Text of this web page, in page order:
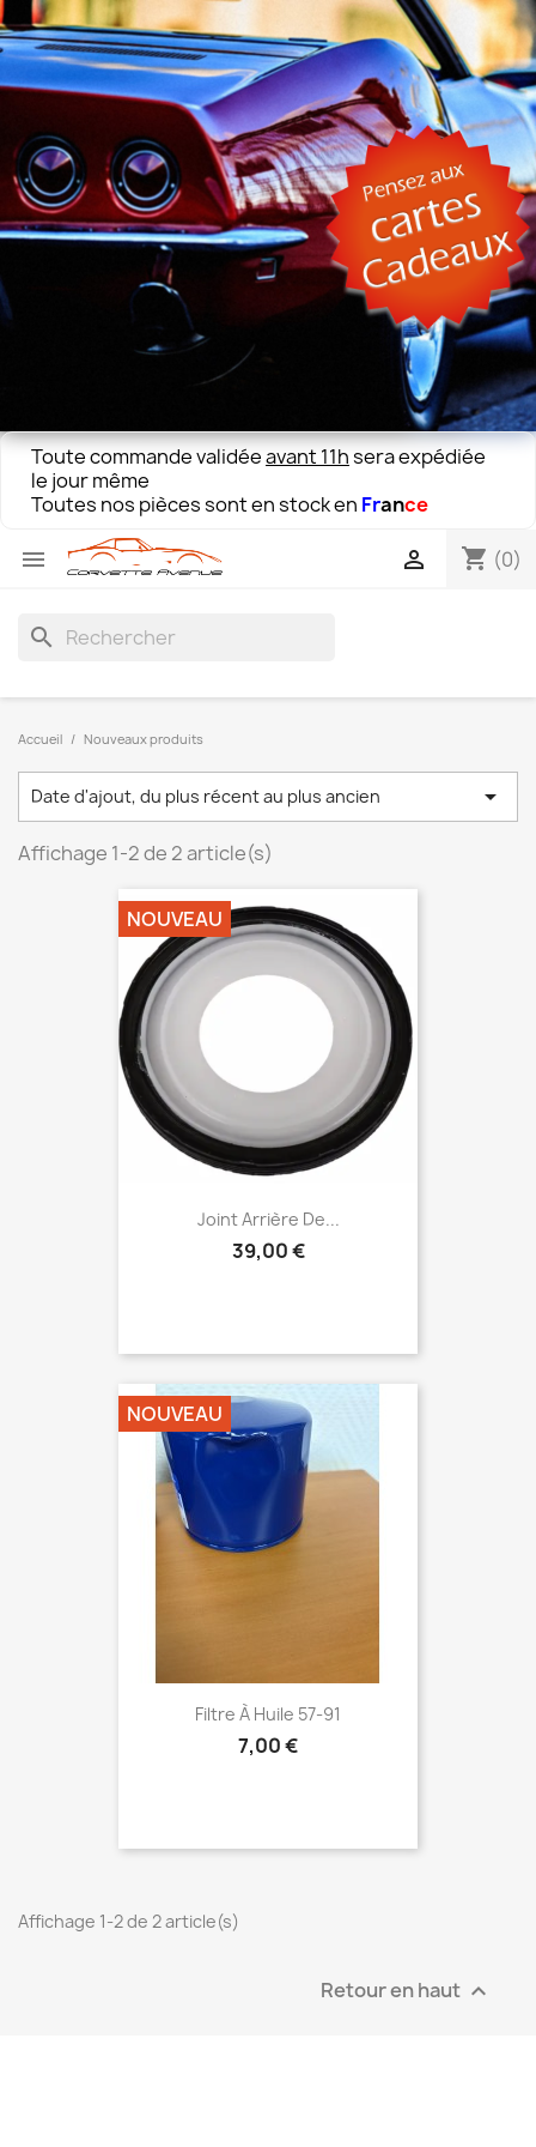
Toute commande validéeavant 11hsera expédiée
le jour même
Toutes nos pièces sont en stock en France
 shopping_cart (0)

search
Accueil Nouveaux produits
Date d'ajout, du plus récent au plus ancien 
Affichage 1-2 de 2 article(s)
Joint Arrière De...
39,00 €
NOUVEAU
Filtre À Huile 57-91
7,00 €
NOUVEAU
Affichage 1-2 de 2 article(s)
Retour en haut 